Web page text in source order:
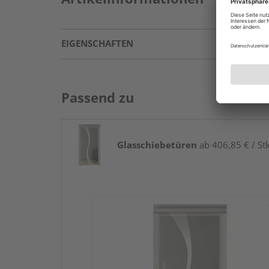
EIGENSCHAFTEN
Passend zu
Glasschiebetüren ab 406,85 € /